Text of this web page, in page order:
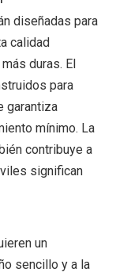
diseñadas para
calidad
duras. El
para
garantiza
mínimo. La
contribuye a
significan
un
sencillo y a la